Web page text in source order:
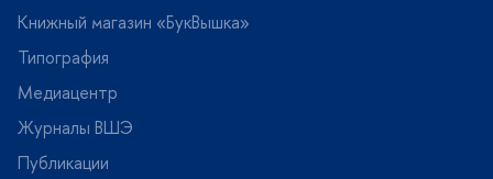
Книжный магазин «БукВышка»
Типография
Медиацентр
Журналы ВШЭ
Публикации